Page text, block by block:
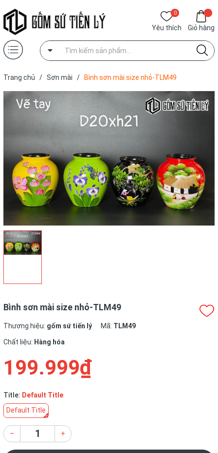
0
Yêu thích Giỏ hàng
Trang chủ / Sơn mài / Bình sơn mài size nhỏ-TLM49
Bình sơn mài size nhỏ-TLM49
Thương hiệu: gốm sứ tiến lý Mã: TLM49
Chất liệu: Hàng hóa
199.999₫
Title: Default Title
Default Title
– +